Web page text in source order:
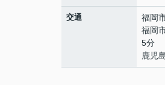
交通 福岡
福岡
5分
鹿児